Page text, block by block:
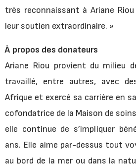
très reconnaissant à Ariane
leur soutien extraordinaire. »
À propos des donateurs
Ariane Riou provient du milieu
travaillé, entre autres, avec
Afrique et exercé sa carrière en
cofondatrice de la Maison de
elle continue de s’impliquer
ans. Elle aime par-dessus tout
au bord de la mer ou dans la